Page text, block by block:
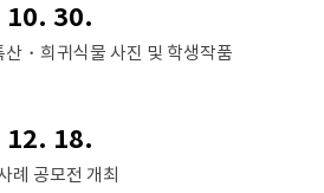
10. 30.
・희귀식물 사진 및 학생작품
12. 18.
례 공모전 개최